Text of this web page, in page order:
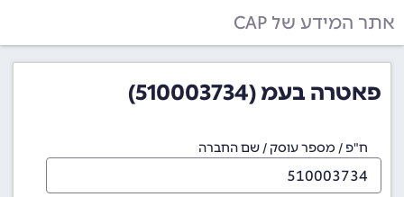
אתר המידע של CAP
פאטרה בעמ (510003734)
ח"פ / מספר עוסק / שם החברה